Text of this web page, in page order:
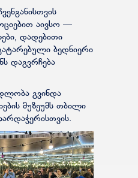
აივსო —
დადებითი
ბედნიერი
დაგვრჩება
გვინდა
მუზეუმს თბილი